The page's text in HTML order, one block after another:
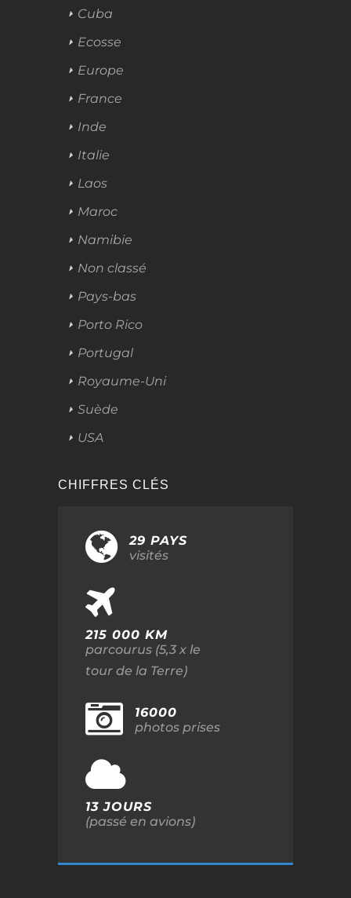
Cuba
Ecosse
Europe
France
Inde
Italie
Laos
Maroc
Namibie
Non classé
Pays-bas
Porto Rico
Portugal
Royaume-Uni
Suède
USA
CHIFFRES CLÉS
29 PAYS
visités
215 000 KM
parcourus (5,3 x le
tour de la Terre)
16000
photos prises
13 JOURS
(passé en avions)